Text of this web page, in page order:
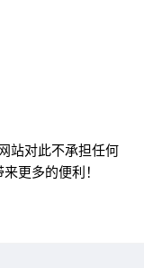
站对此不承担任何
更多的便利！